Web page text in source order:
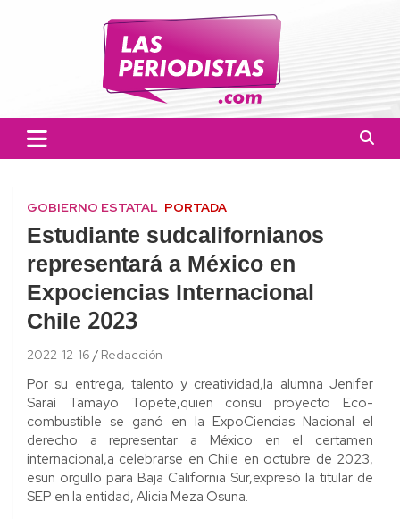
Las Periodistas
informado a la población.
GOBIERNO ESTATAL PORTADA
Estudiante sudcalifornianos
representará a México en
Expociencias Internacional
Chile 2023
2022-12-16 Redacción
Por su entrega, talento y creatividad,la alumna Jenifer
Saraí Tamayo Topete,quien consu proyecto Eco-
combustible se ganó en la ExpoCiencias Nacional el
derecho a representar a México en el certamen
internacional,a celebrarse en Chile en octubre de 2023,
esun orgullo para Baja California Sur,expresó la titular de
SEP en la entidad, Alicia Meza Osuna.